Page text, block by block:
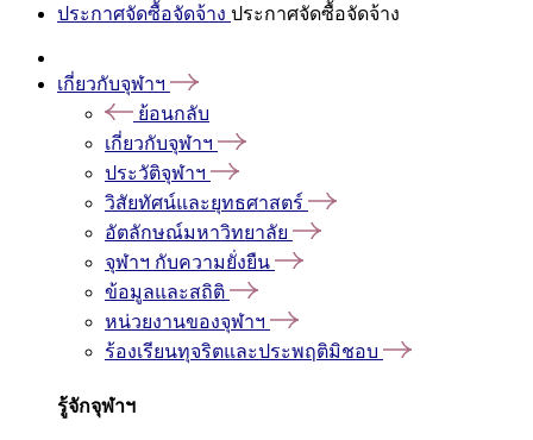
ประกาศจัดซื้อจัดจ้าง ประกาศจัดซื้อจัดจ้าง
เกี่ยวกับจุฬาฯ
ย้อนกลับ
เกี่ยวกับจุฬาฯ
ประวัติจุฬาฯ
วิสัยทัศน์และยุทธศาสตร์
อัตลักษณ์มหาวิทยาลัย
จุฬาฯ กับความยั่งยืน
ข้อมูลและสถิติ
หน่วยงานของจุฬาฯ
ร้องเรียนทุจริตและประพฤติมิชอบ
รู้จักจุฬาฯ